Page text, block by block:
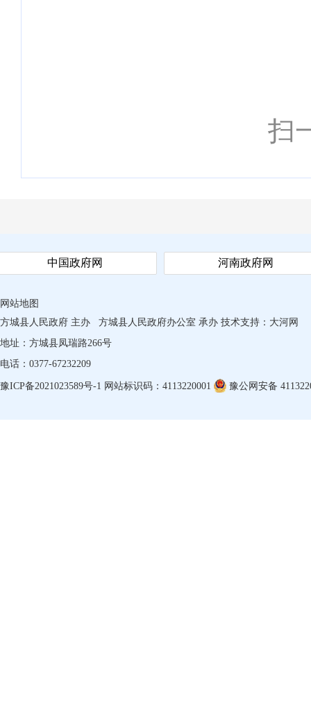
扫
中国政府网 河南政府网
网站地图
方城县人民政府 主办
方城县人民政府办公室 承办 技术支持： 大河网
地址：方城县凤瑞路266号
电话：0377-67232209
豫ICP备2021023589号-1 网站标识码：4113220001 豫公网安备